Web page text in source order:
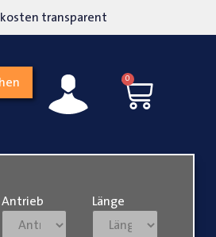
transparent
0
Antrieb Länge